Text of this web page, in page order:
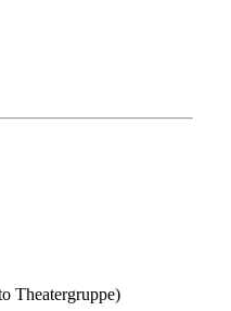
Theatergruppe)